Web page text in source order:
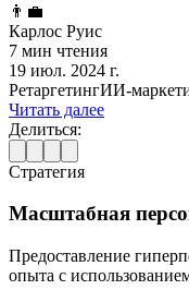
👨‍💼
Карлос Руис
7 мин чтения
19 июл. 2024 г.
РетаргетингИИ-
Читать далее
Делиться:
Стратегия
Масштабная
Предоставление
опыта с